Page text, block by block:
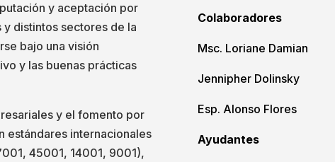
y aceptación por
distintos sectores de la
bajo una visión
y las buenas prácticas
y el fomento por
estándares internacionales
45001, 14001, 9001),
Colaboradores
Msc. Loriane Damian
Jennipher Dolinsky
Esp. Alonso Flores
Ayudantes